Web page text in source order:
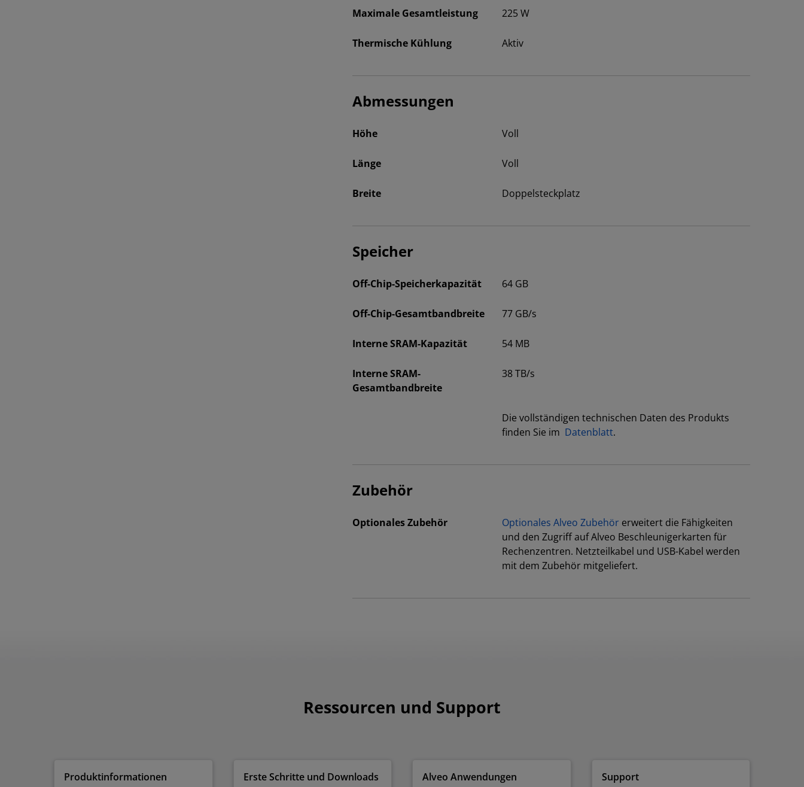
Maximale Gesamtleistung 225 W
Thermische Kühlung Aktiv
Abmessungen
Höhe Voll
Länge Voll
Breite Doppelsteckplatz
Speicher
Off-Chip-Speicherkapazität 64 GB
Off-Chip-Gesamtbandbreite 77 GB/s
Interne SRAM-Kapazität 54 MB
Interne SRAM-
Gesamtbandbreite
38 TB/s
Die vollständigen technischen Daten des Produkts
finden Sie im Datenblatt.
Zubehör
Optionales Zubehör Optionales Alveo Zubehör erweitert die Fähigkeiten
und den Zugriff auf Alveo Beschleunigerkarten für
Rechenzentren. Netzteilkabel und USB-Kabel werden
mit dem Zubehör mitgeliefert.
Ressourcen und Support
Produktinformationen Erste Schritte und Downloads Alveo Anwendungen Support